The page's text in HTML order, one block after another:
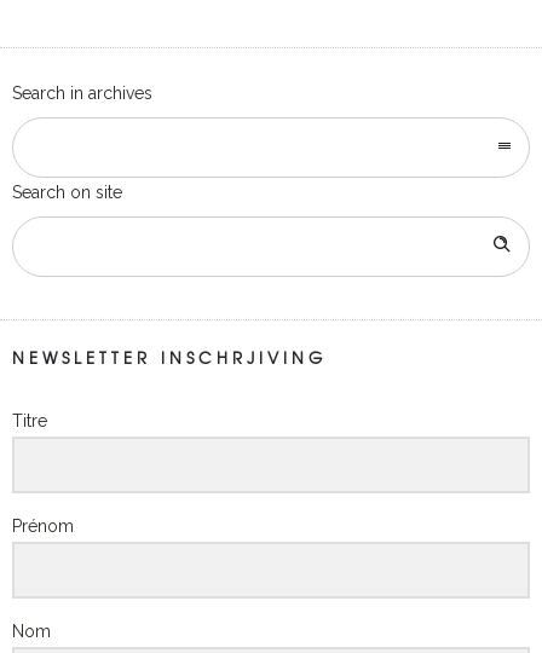
Search in archives
Search on site
NEWSLETTER INSCHRJIVING
Titre
Prénom
Nom